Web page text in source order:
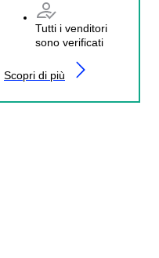
Tutti i venditori
sono verificati
Scopri di più